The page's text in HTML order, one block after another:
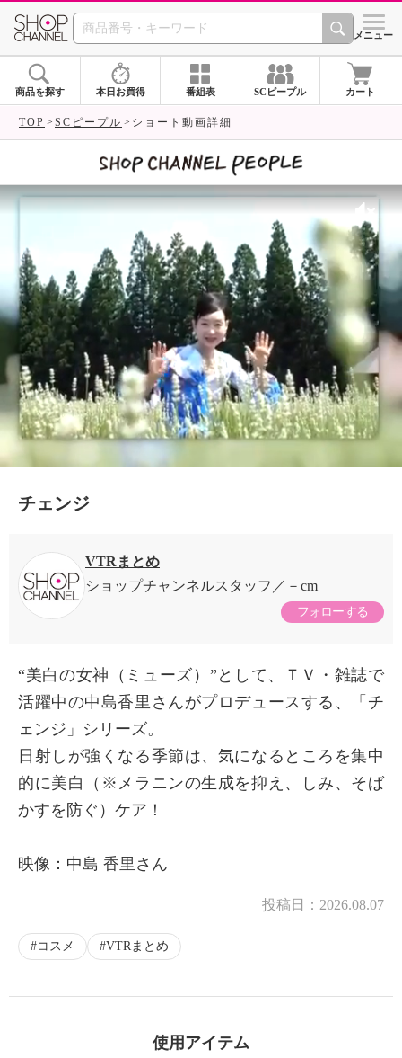
SHOP CHANNEL シメニュー
商品を探す 本日お買得 番組表 SCピープル カート
TOP SCピープル ショート動画詳細
× 商品紹介
チェンジ
VTRまとめ
ショップチャンネルスタッフ
－cm
フォローする
“美白の女神（ミューズ）”として、ＴＶ・雑誌で
活躍中の中島香里さんがプロデュースする、「チ
ェンジ」シリーズ。
日射しが強くなる季節は、気になるところを集中
的に美白（※メラニンの生成を抑え、しみ、そば
かすを防ぐ）ケア！
映像：中島 香里さん
投稿日： 2026.08.07
コスメ VTRまとめ
使用アイテム